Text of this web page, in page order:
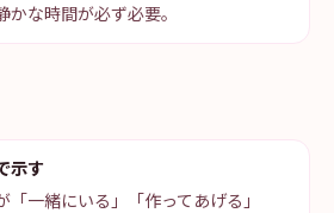
な時間が必ず必要。
示す
「一緒にいる」「作ってあげる」